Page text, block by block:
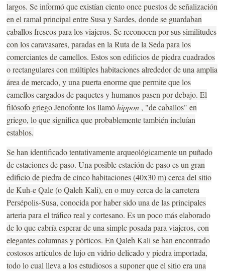
largos. Se informó que existían ciento once puestos de señalización
en el ramal principal entre Susa y Sardes, donde se guardaban
caballos frescos para los viajeros. Se reconocen por sus similitudes
con los caravasares, paradas en la Ruta de la Seda para los
comerciantes de camellos. Estos son edificios de piedra cuadrados
o rectangulares con múltiples habitaciones alrededor de una amplia
área de mercado, y una puerta enorme que permite que los
camellos cargados de paquetes y humanos pasen por debajo. El
filósofo griego Jenofonte los llamóhippon , "de caballos" en
griego, lo que significa que probablemente también incluían
establos.
Se han identificado tentativamente arqueológicamente un puñado
de estaciones de paso. Una posible estación de paso es un gran
edificio de piedra de cinco habitaciones (40x30 m) cerca del sitio
de Kuh-e Qale (o Qaleh Kali), en o muy cerca de la carretera
Persépolis-Susa, conocida por haber sido una de las principales
arteria para el tráfico real y cortesano. Es un poco más elaborado
de lo que cabría esperar de una simple posada para viajeros, con
elegantes columnas y pórticos. En Qaleh Kali se han encontrado
costosos artículos de lujo en vidrio delicado y piedra importada,
todo lo cual lleva a los estudiosos a suponer que el sitio era una